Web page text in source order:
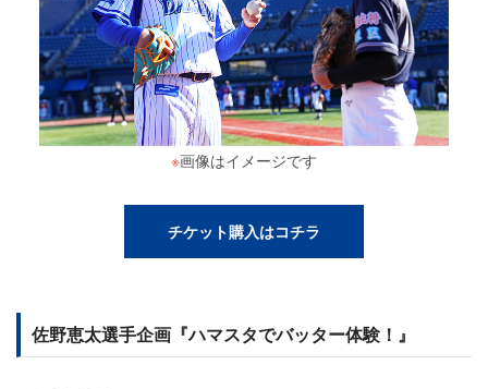
※画像はイメージです
チケット購入はコチラ
佐野恵太選手企画『ハマスタでバッター体験！』